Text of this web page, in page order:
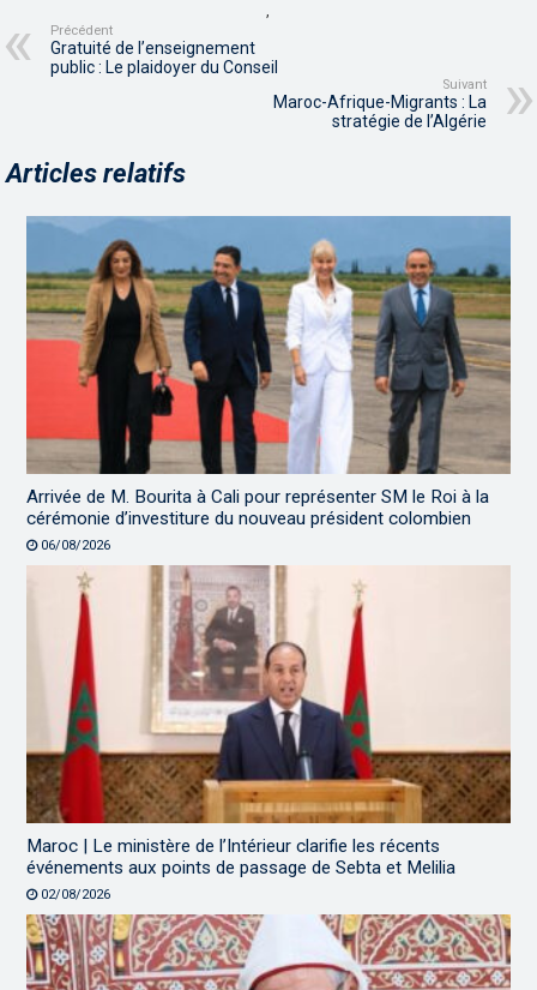
,
Précédent
Gratuité de l’enseignement
public : Le plaidoyer du Conseil
Suivant
Maroc-Afrique-Migrants : La
stratégie de l’Algérie
Articles relatifs
Arrivée de M. Bourita à Cali pour représenter SM le Roi à la
cérémonie d’investiture du nouveau président colombien
06/08/2026
Maroc | Le ministère de l’Intérieur clarifie les récents
événements aux points de passage de Sebta et Melilia
02/08/2026